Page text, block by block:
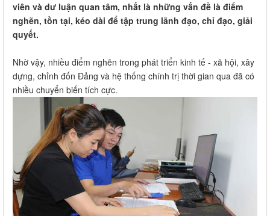
viên và dư luận quan tâm, nhất là những vấn đề là điểm
nghẽn, tồn tại, kéo dài để tập trung lãnh đạo, chỉ đạo, giải
quyết.
Nhờ vậy, nhiều điểm nghẽn trong phát triển kinh tế - xã hội, xây
dựng, chỉnh đốn Đảng và hệ thống chính trị thời gian qua đã có
nhiều chuyển biến tích cực.